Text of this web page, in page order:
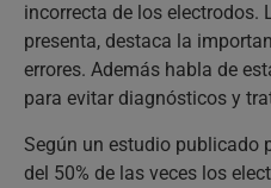
incorrecta de los electrodos.
presenta, destaca la
errores. Además habla de
para evitar diagnósticos y
Según un estudio publicado
del 50% de las veces los